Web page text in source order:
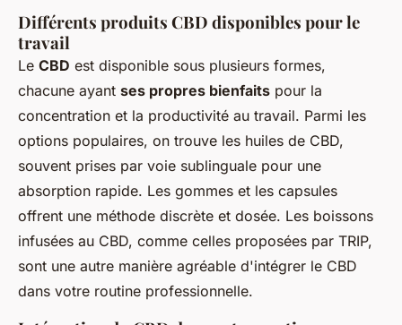
Différents produits CBD disponibles pour le
travail
Le CBD est disponible sous plusieurs formes,
chacune ayant ses propres bienfaits pour la
concentration et la productivité au travail. Parmi les
options populaires, on trouve les huiles de CBD,
souvent prises par voie sublinguale pour une
absorption rapide. Les gommes et les capsules
offrent une méthode discrète et dosée. Les boissons
infusées au CBD, comme celles proposées par TRIP,
sont une autre manière agréable d'intégrer le CBD
dans votre routine professionnelle.